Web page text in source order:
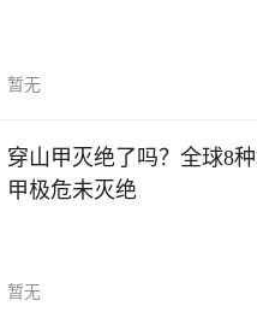
暂无
穿山甲灭绝了吗？全球8
甲极危未灭绝
暂无